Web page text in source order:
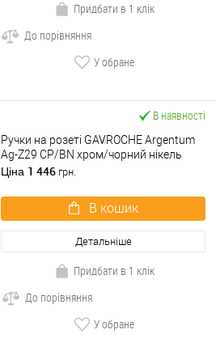
Придбати в 1 клік
До порівняння
У обране
В наявності
Ручки на розеті GAVROCHE Argentum
Ag-Z29 CP/BN хром/чорний нікель
Ціна 1 446 грн.
В кошик
Детальніше
Придбати в 1 клік
До порівняння
У обране